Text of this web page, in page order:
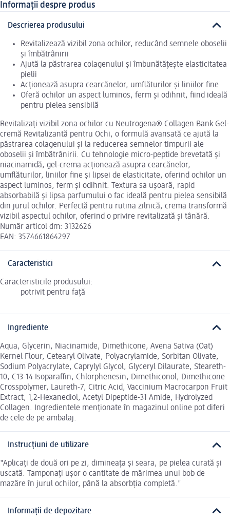
Informații despre produs
Descrierea produsului
Revitalizează vizibil zona ochilor, reducând semnele oboselii
și îmbătrânirii
Ajută la păstrarea colagenului și îmbunătățește elasticitatea
pielii
Acționează asupra cearcănelor, umflăturilor și liniilor fine
Oferă ochilor un aspect luminos, ferm și odihnit, fiind ideală
pentru pielea sensibilă
Revitalizați vizibil zona ochilor cu Neutrogena® Collagen Bank Gel-
cremă Revitalizantă pentru Ochi, o formulă avansată ce ajută la
păstrarea colagenului și la reducerea semnelor timpurii ale
oboselii și îmbătrânirii. Cu tehnologie micro-peptide brevetată și
niacinamidă, gel-crema acționează asupra cearcănelor,
umflăturilor, liniilor fine și lipsei de elasticitate, oferind ochilor un
aspect luminos, ferm și odihnit. Textura sa ușoară, rapid
absorbabilă și lipsa parfumului o fac ideală pentru pielea sensibilă
din jurul ochilor. Perfectă pentru rutina zilnică, crema transformă
vizibil aspectul ochilor, oferind o privire revitalizată și tânără.
Număr articol dm: 3132626
EAN: 3574661864297
Caracteristici
Caracteristicile produsului:
potrivit pentru față
Ingrediente
Aqua, Glycerin, Niacinamide, Dimethicone, Avena Sativa (Oat)
Kernel Flour, Cetearyl Olivate, Polyacrylamide, Sorbitan Olivate,
Sodium Polyacrylate, Caprylyl Glycol, Glyceryl Dilaurate, Steareth-
10, C13-14 Isoparaffin, Chlorphenesin, Dimethiconol, Dimethicone
Crosspolymer, Laureth-7, Citric Acid, Vaccinium Macrocarpon Fruit
Extract, 1,2-Hexanediol, Acetyl Dipeptide-31 Amide, Hydrolyzed
Collagen. Ingredientele menționate în magazinul online pot diferi
de cele de pe ambalaj.
Instrucțiuni de utilizare
"Aplicați de două ori pe zi, dimineața și seara, pe pielea curată și
uscată. Tamponați ușor o cantitate de mărimea unui bob de
mazăre în jurul ochilor, până la absorbția completă."
Informații de depozitare